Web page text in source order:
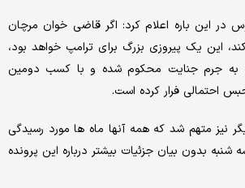
در این باره اعلام کرد: اگر قاضی خوان مرچان
این یک پیروزی بزرگ برای ترامپ خواهد بود،
به جرم جنایت محکوم شده و با کسب دومین
احتمالی فرار کرده است.
نیز متهم شد که همه آنها ماه ها مورد رسیدگی
شنبه بدون بیان جزئیات بیشتر درباره این پرونده